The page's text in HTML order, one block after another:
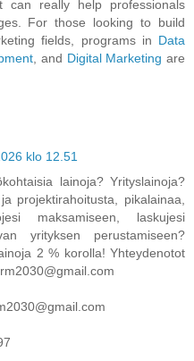
can really help professionals
For those looking to build
fields, programs in Data
, and Digital Marketing are
klo 12.51
​​lainoja? Yrityslainoja?
projektirahoitusta, pikalainaa,
maksamiseen, laskujesi
yrityksen perustamiseen?
2 % korolla! Yhteydenotot